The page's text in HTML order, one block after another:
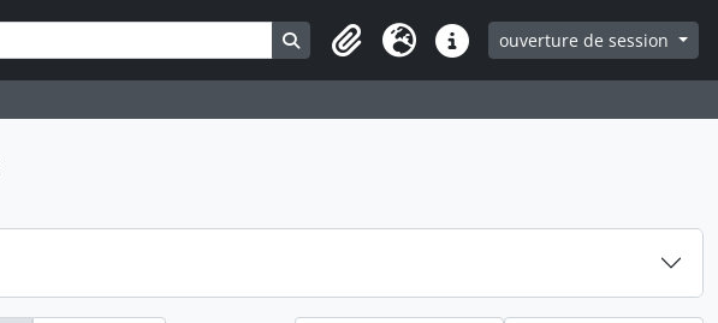
Search in browse page
ClipboardLangueLiens rapidesouverture de session